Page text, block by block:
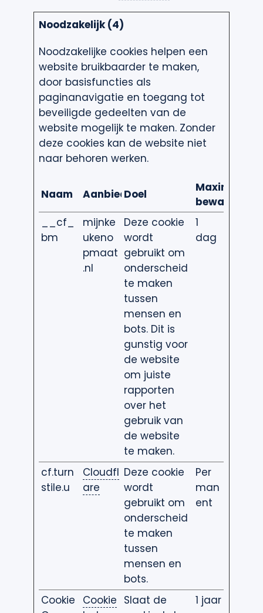
Noodzakelijk (4)
Noodzakelijke cookies helpen een
website bruikbaarder te maken,
door basisfuncties als
paginanavigatie en toegang tot
beveiligde gedeelten van de
website mogelijk te maken. Zonder
deze cookies kan de website niet
naar behoren werken.
Naam Aanbieder
Doel
Maximale
__cf_
bm
mijnke
ukeno
pmaat
.nl
Deze cookie
wordt
gebruikt om
onderscheid
te maken
tussen
mensen en
bots. Dit is
gunstig voor
de website
om juiste
rapporten
over het
gebruik van
de website
te maken.
1
dag
cf.turn
stile.u
Cloudfl
are
Deze cookie
wordt
gebruikt om
onderscheid
te maken
tussen
mensen en
bots.
Per
man
ent
Cookie
Cookie Slaat de
1 jaar